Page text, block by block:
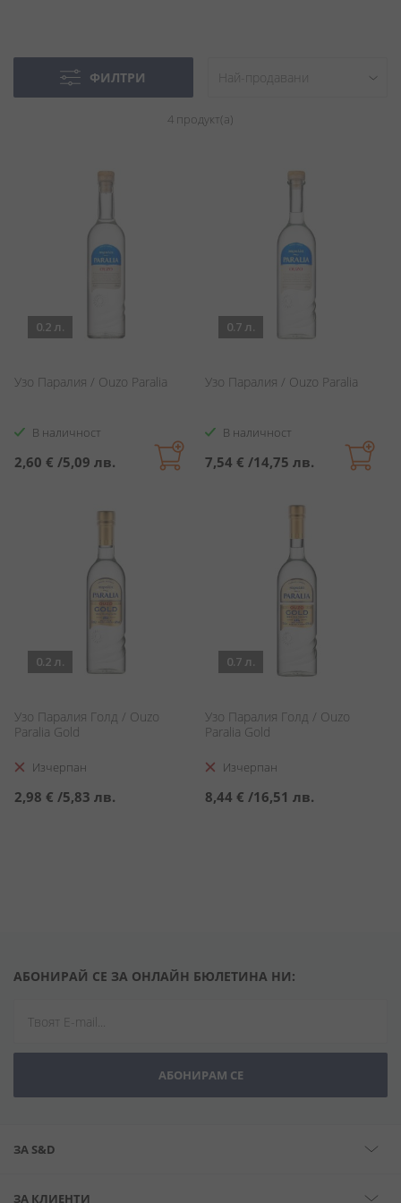
ФИЛТРИ
4 продукт(а)
0.2 л.
Узо Паралия / Ouzo Paralia
В наличност
2,60 € /5,09 лв.
0.7 л.
Узо Паралия / Ouzo Paralia
В наличност
7,54 € /14,75 лв.
0.2 л.
Узо Паралия Голд / Ouzo
Paralia Gold
Изчерпан
2,98 € /5,83 лв.
0.7 л.
Узо Паралия Голд / Ouzo
Paralia Gold
Изчерпан
8,44 € /16,51 лв.
АБОНИРАЙ СЕ ЗА ОНЛАЙН БЮЛЕТИНА НИ:
АБОНИРАМ СЕ
ЗА S&D
ЗА КЛИЕНТИ